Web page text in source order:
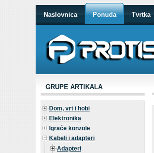
Naslovnica Ponuda Tvrtka
GRUPE ARTIKALA
Dom, vrt i hobi
Elektronika
Igraće konzole
Kabeli i adapteri
Adapteri